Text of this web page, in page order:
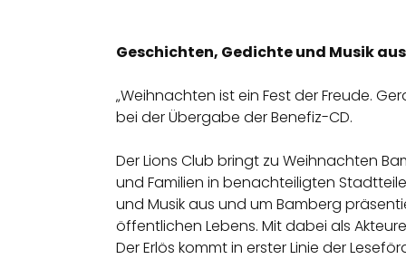
Geschichten, Gedichte und Musik
„Weihnachten ist ein Fest der Freude.
bei der Übergabe der Benefiz-CD.
Der Lions Club bringt zu Weihnachten
und Familien in benachteiligten
und Musik aus und um Bamberg
öffentlichen Lebens. Mit dabei als
Der Erlös kommt in erster Linie der